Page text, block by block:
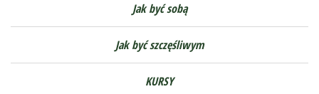
Jak być sobą
Jak być szczęśliwym
KURSY